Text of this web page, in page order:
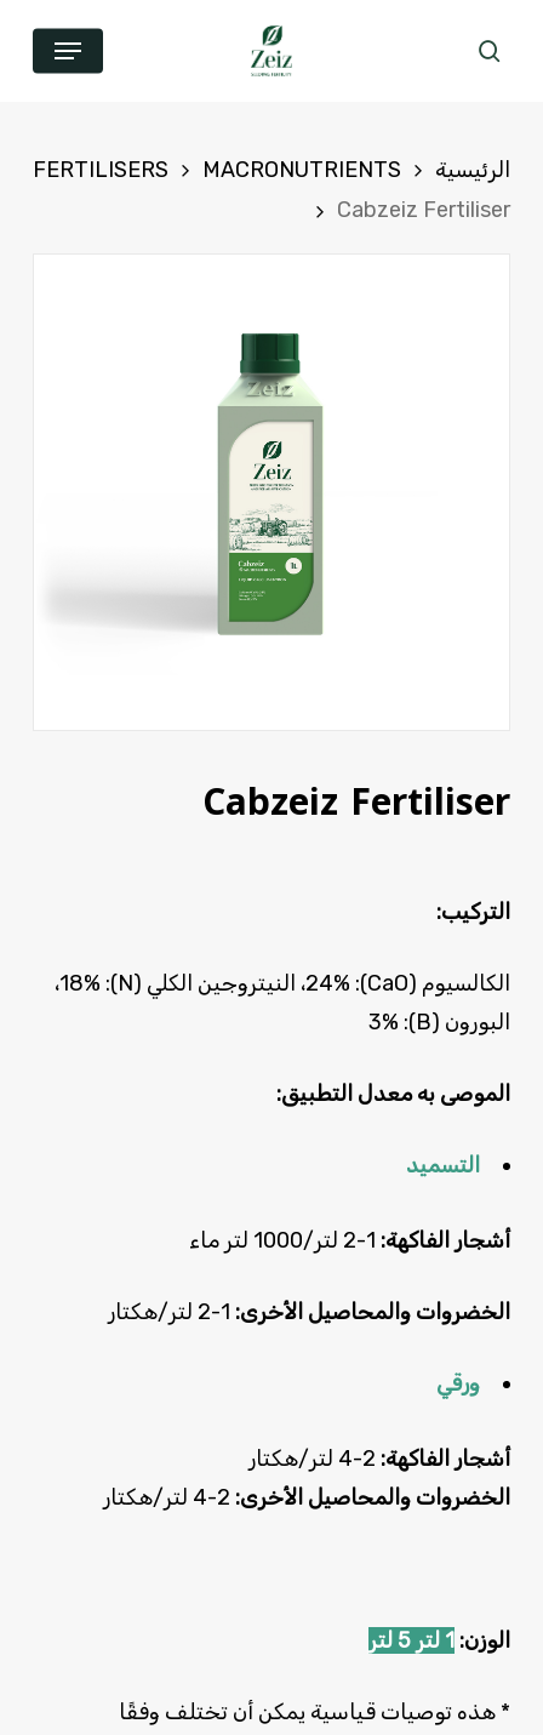
القائمة
الرئيسية FERTILISERS
MACRONUTRIENTS
Cabzeiz Fertiliser
Cabzeiz Fertiliser
التركيب:
الكالسيوم (CaO): 24%، النيتروجين الكلي (N): 18%،
البورون (B): 3%
الموصى بهمعدل التطبيق:
التسميد
أشجار الفاكهة:
الخضروات والمحاصيل الأخرى:
ورقي
أشجار الفاكهة:
الخضروات والمحاصيل الأخرى:
الوزن: 1 لتر 5 لتر
* هذه توصيات قياسية يمكن أن تختلف وفقًا